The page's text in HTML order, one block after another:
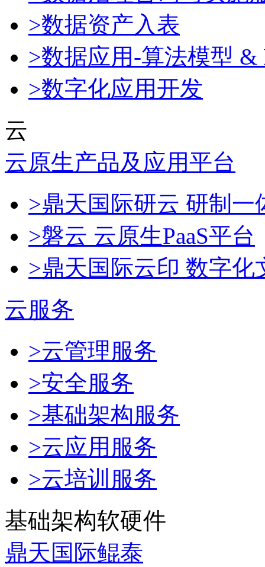
>数据资产入表
>数据应用-算法模型 &
>数字化应用开发
云
云原生产品及应用平台
>鼎天国际研云 研制
>磐云 云原生PaaS平台
>鼎天国际云印 数字化
云服务
>云管理服务
>安全服务
>基础架构服务
>云应用服务
>云培训服务
基础架构软硬件
鼎天国际鲲泰